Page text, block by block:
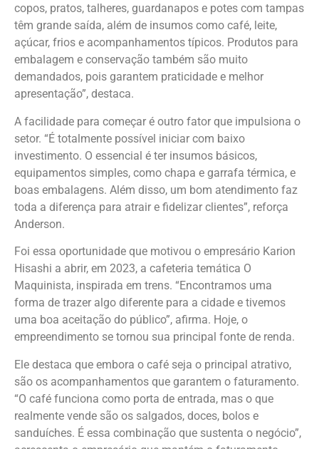
copos, pratos, talheres, guardanapos e potes com tampas
têm grande saída, além de insumos como café, leite,
açúcar, frios e acompanhamentos típicos. Produtos para
embalagem e conservação também são muito
demandados, pois garantem praticidade e melhor
apresentação”, destaca.
A facilidade para começar é outro fator que impulsiona o
setor. “É totalmente possível iniciar com baixo
investimento. O essencial é ter insumos básicos,
equipamentos simples, como chapa e garrafa térmica, e
boas embalagens. Além disso, um bom atendimento faz
toda a diferença para atrair e fidelizar clientes”, reforça
Anderson.
Foi essa oportunidade que motivou o empresário Karion
Hisashi a abrir, em 2023, a cafeteria temática O
Maquinista, inspirada em trens. “Encontramos uma
forma de trazer algo diferente para a cidade e tivemos
uma boa aceitação do público”, afirma. Hoje, o
empreendimento se tornou sua principal fonte de renda.
Ele destaca que embora o café seja o principal atrativo,
são os acompanhamentos que garantem o faturamento.
“O café funciona como porta de entrada, mas o que
realmente vende são os salgados, doces, bolos e
sanduíches. É essa combinação que sustenta o negócio”,